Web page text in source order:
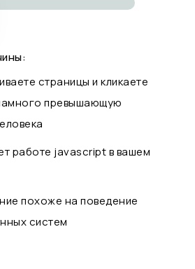
страницы и кликаете
превышающую
работе javascript в вашем
похоже на поведение
систем